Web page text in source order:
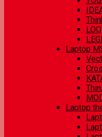
LOQ
Laptop
Laptop